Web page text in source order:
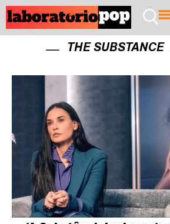
THE SUBSTANCE